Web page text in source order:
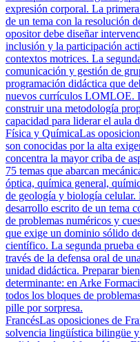
expresión corporal. La
de un tema con la resolución
opositor debe diseñar
inclusión y la participación
contextos motrices. La
comunicación y gestión de
programación didáctica que
nuevos currículos LOMLOE.
construir una metodología
capacidad para liderar el aula
Física y QuímicaLas
son conocidas por la alta
concentra la mayor criba de
75 temas que abarcan
óptica, química general,
de geología y biología celular.
desarrollo escrito de un tema
de problemas numéricos y
que exige un dominio sólido
científico. La segunda prueba
través de la defensa oral de
unidad didáctica. Preparar
determinante: en Arke
todos los bloques de
pille por sorpresa.
FrancésLas oposiciones de
solvencia lingüística bilingüe